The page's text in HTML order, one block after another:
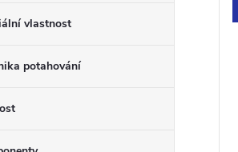
vlastnost
potahování